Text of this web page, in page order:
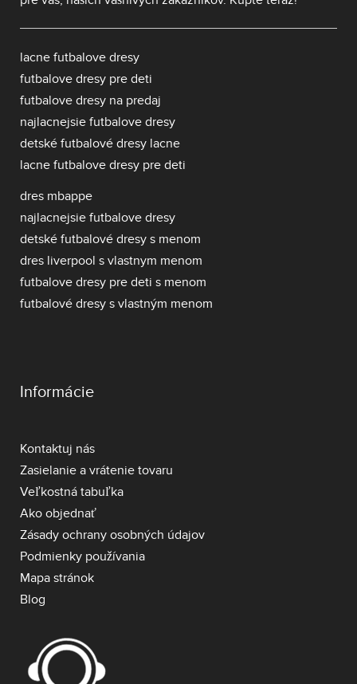
lacne futbalove dresy
futbalove dresy pre deti
futbalove dresy na predaj
najlacnejsie futbalove dresy
detské futbalové dresy lacne
lacne futbalove dresy pre deti
dres mbappe
najlacnejsie futbalove dresy
detské futbalové dresy s menom
dres liverpool s vlastnym menom
futbalove dresy pre deti s menom
futbalové dresy s vlastným menom
Informácie
Kontaktuj nás
Zasielanie a vrátenie tovaru
Veľkostná tabuľka
Ako objednať
Zásady ochrany osobných údajov
Podmienky používania
Mapa stránok
Blog